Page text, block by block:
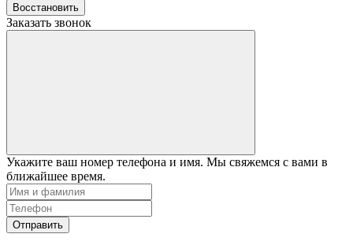
Восстановить
Заказать звонок
Укажите ваш номер телефона и имя. Мы свяжемся с вами в
ближайшее время.
Отправить